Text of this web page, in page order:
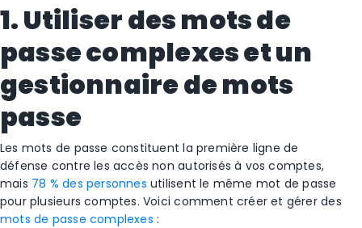
1. Utiliser des mots de
passe complexes et un
gestionnaire de mots
passe
Les mots de passe constituent la première ligne de
défense contre les accès non autorisés à vos comptes,
mais 78 % des personnes utilisent le même mot de passe
pour plusieurs comptes. Voici comment créer et gérer des
mots de passe complexes :